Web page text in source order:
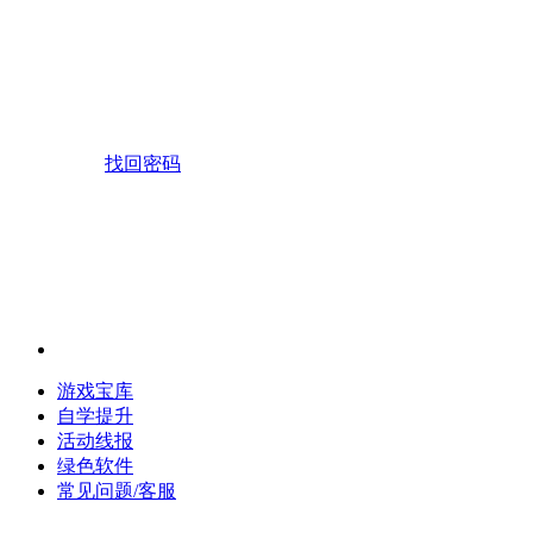
找回密码
游戏宝库
自学提升
活动线报
绿色软件
常见问题/客服